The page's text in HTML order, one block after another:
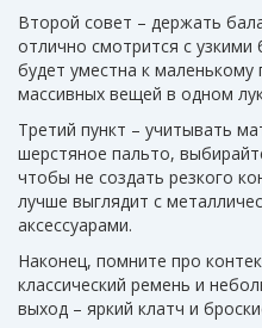
Второй совет – держать
отлично смотрится с
будет уместна к
массивных вещей в одном
Третий пункт – учитывать
шерстяное пальто,
чтобы не создать резкого
лучше выглядит с
аксессуарами.
Наконец, помните про
классический ремень и
выход – яркий клатч и